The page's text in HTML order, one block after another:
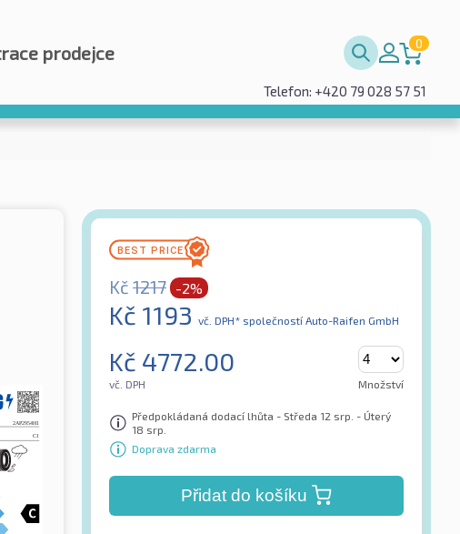
prodejce 0
Telefon: +420 79 028 57 51
Kč 1217 -2%
Kč 1193 vč. DPH* společností Auto-Raifen GmbH
Kč 4772.00
vč. DPH Množství
Předpokládaná dodací lhůta - Středa 12 srp. - Úterý
18 srp.
Doprava zdarma
Přidat do košíku